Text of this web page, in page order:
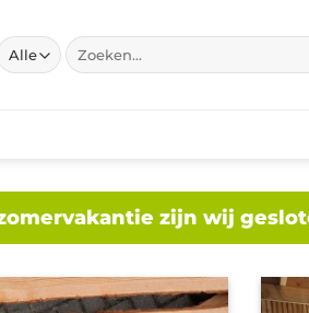
Zoeken
naar:
zijn wij